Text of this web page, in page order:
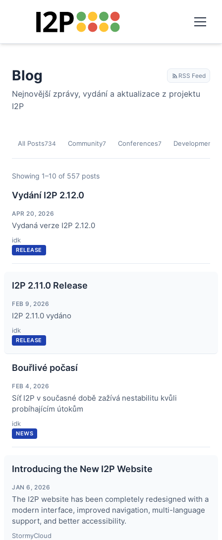
Blog RSS Feed
Nejnovější zprávy, vydání a aktualizace z projektu
I2P
All Posts734 Community7 Conferences7 Development
Showing 1–10 of 557 posts
Vydání I2P 2.12.0
APR 20, 2026
Vydaná verze I2P 2.12.0
idk
RELEASE
I2P 2.11.0 Release
FEB 9, 2026
I2P 2.11.0 vydáno
idk
RELEASE
Bouřlivé počasí
FEB 4, 2026
Síť I2P v současné době zažívá nestabilitu kvůli
probíhajícím útokům
idk
NEWS
Introducing the New I2P Website
JAN 6, 2026
The I2P website has been completely redesigned with a
modern interface, improved navigation, multi-language
support, and better accessibility.
StormyCloud